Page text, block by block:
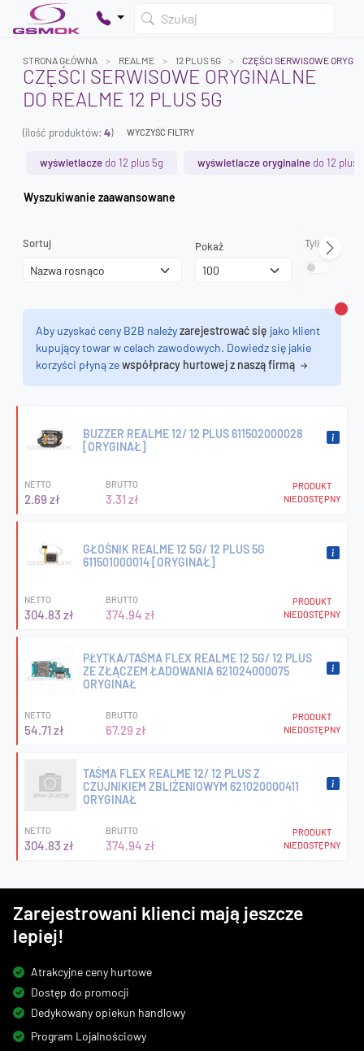
Szukaj
Dodaj produkty, aby kontynuować.
STRONA GŁÓWNA REALME 12 PLUS 5G CZĘŚCI SERWISOWE
CZĘŚCI SERWISOWE ORYGINALNE
DO REALME 12 PLUS 5G
(ilość produktów: 4) WYCZYŚĆ FILTRY
wyświetlacze do 12 plus 5g wyświetlacze oryginalne do 12 plus
Wyszukiwanie zaawansowane
Sortuj Pokaż Tylko
Aby uzyskać ceny B2B należyzarejestrować się jako klient
kupujący towar w celach zawodowych. Dowiedz się jakie
korzyści płyną zewspółpracy hurtowej z naszą firmą
BUZZER REALME 12/ 12 PLUS 611502000028
[ORYGINAŁ]
NETTO
2.69 zł
BRUTTO
3.31 zł
PRODUKT
NIEDOSTĘPNY
GŁOŚNIK REALME 12 5G/ 12 PLUS 5G
611501000014 [ORYGINAŁ]
NETTO
304.83 zł
BRUTTO
374.94 zł
PRODUKT
NIEDOSTĘPNY
PŁYTKA/TAŚMA FLEX REALME 12 5G/ 12 PLUS
ZE ZŁĄCZEM ŁADOWANIA 621024000075
ORYGINAŁ
NETTO
54.71 zł
BRUTTO
67.29 zł
PRODUKT
NIEDOSTĘPNY
TAŚMA FLEX REALME 12/ 12 PLUS Z
CZUJNIKIEM ZBLIŻENIOWYM 621020000411
ORYGINAŁ
NETTO
304.83 zł
BRUTTO
374.94 zł
PRODUKT
NIEDOSTĘPNY
Zarejestrowani klienci mają jeszcze
lepiej!
Atrakcyjne ceny hurtowe
Dostęp do promocji
Dedykowany opiekun handlowy
Program Lojalnościowy